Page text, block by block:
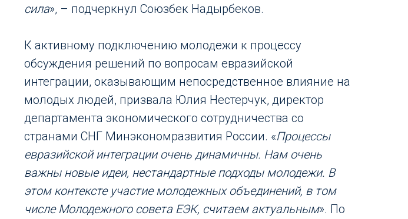
сила», – подчеркнул Союзбек Надырбеков.
К активному подключению молодежи к процессу
обсуждения решений по вопросам евразийской
интеграции, оказывающим непосредственное влияние на
молодых людей, призвала Юлия Нестерчук, директор
департамента экономического сотрудничества со
странами СНГ Минэкономразвития России. «Процессы
евразийской интеграции очень динамичны. Нам очень
важны новые идеи, нестандартные подходы молодежи. В
этом контексте участие молодежных объединений, в том
числе Молодежного совета ЕЭК, считаем актуальным». По